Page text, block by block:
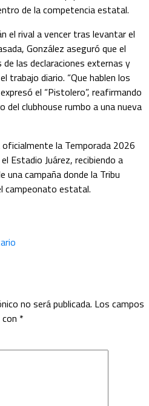
de la competencia estatal.
el rival a vencer tras levantar el
González aseguró que el
las declaraciones externas y
trabajo diario. “Que hablen los
el “Pistolero”, reafirmando
clubhouse rumbo a una nueva
oficialmente la Temporada 2026
Estadio Juárez, recibiendo a
una campaña donde la Tribu
campeonato estatal.
no será publicada. Los campos
*